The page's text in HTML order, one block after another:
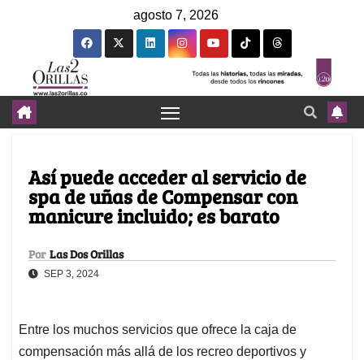
agosto 7, 2026
Así puede acceder al servicio de
spa de uñas de Compensar con
manicure incluido; es barato
Por Las Dos Orillas
SEP 3, 2024
Entre los muchos servicios que ofrece la caja de
compensación más allá de los recreo deportivos y